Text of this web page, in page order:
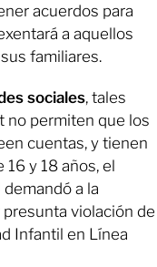
acuerdos para
a aquellos
familiares.
sociales, tales
no permiten que los
cuentas, y tienen
y 18 años, el
a la
violación de
Infantil en Línea